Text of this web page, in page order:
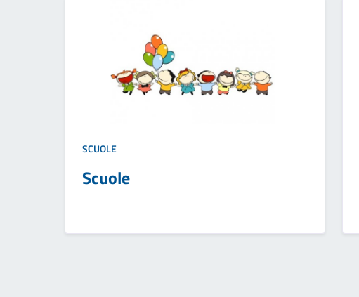
SCUOLE
Scuole